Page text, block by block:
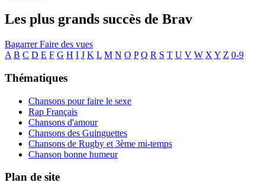
Les plus grands succès de Brav
BagarrerFaire des vues
A B C D E F G H I J K L M N O P Q R S T U V W X Y Z 0-9
Thématiques
Chansons pour faire le sexe
Rap Français
Chansons d'amour
Chansons des Guinguettes
Chansons de Rugby et 3ème mi-temps
Chanson bonne humeur
Plan de site